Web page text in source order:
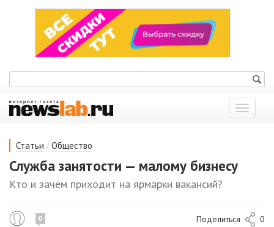
Показать
меню
Статьи / Общество
Служба занятости — малому бизнесу
Кто и зачем приходит на ярмарки вакансий?
0 Поделиться 0